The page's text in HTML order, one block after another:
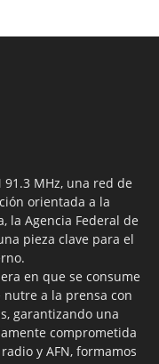
91.3 MHz, una red de
orientada a la
la Agencia Federal de
pieza clave para el
en que se consume
a la prensa con
garantizando una
comprometida
y AFN, formamos